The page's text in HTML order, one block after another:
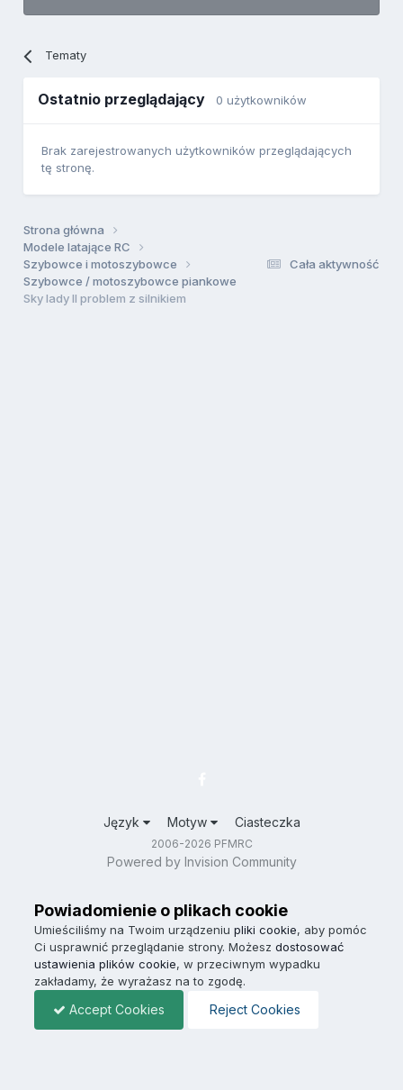
Tematy
Ostatnio przeglądający 0 użytkowników
Brak zarejestrowanych użytkowników przeglądających
tę stronę.
Cała aktywność
Strona główna
Modele latające RC
Szybowce i motoszybowce
Szybowce / motoszybowce piankowe
Sky lady II problem z silnikiem
Język Motyw Ciasteczka
2006-2026 PFMRC
Powered by Invision Community
Powiadomienie o plikach cookie
Umieściliśmy na Twoim urządzeniu pliki cookie, aby pomóc
Ci usprawnić przeglądanie strony. Możesz dostosować
ustawienia plików cookie, w przeciwnym wypadku
zakładamy, że wyrażasz na to zgodę.
Accept Cookies Reject Cookies